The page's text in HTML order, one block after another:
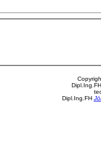
Dipl.Ing.FH